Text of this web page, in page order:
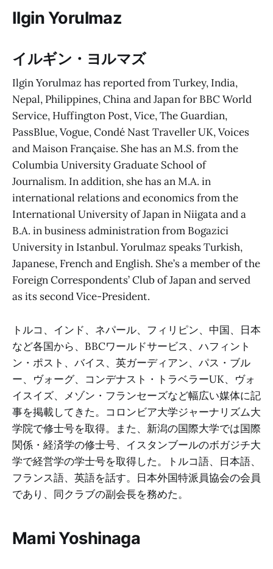
Ilgin Yorulmaz
イルギン・ヨルマズ
Ilgin Yorulmaz has reported from Turkey, India,
Nepal, Philippines, China and Japan for BBC World
Service, Huffington Post, Vice, The Guardian,
PassBlue, Vogue, Condé Nast Traveller UK, Voices
and Maison Française. She has an M.S. from the
Columbia University Graduate School of
Journalism. In addition, she has an M.A. in
international relations and economics from the
International University of Japan in Niigata and a
B.A. in business administration from Bogazici
University in Istanbul. Yorulmaz speaks Turkish,
Japanese, French and English. She’s a member of the
Foreign Correspondents’ Club of Japan and served
as its second Vice-President.
トルコ、インド、ネパール、フィリピン、中国、日本
など各国から、BBCワールドサービス、ハフィント
ン・ポスト、バイス、英ガーディアン、パス・ブル
ー、ヴォーグ、コンデナスト・トラベラーUK、ヴォ
イスイズ、メゾン・フランセーズなど幅広い媒体に記
事を掲載してきた。コロンビア大学ジャーナリズム大
学院で修士号を取得。また、新潟の国際大学では国際
関係・経済学の修士号、イスタンブールのボガジチ大
学で経営学の学士号を取得した。トルコ語、日本語、
フランス語、英語を話す。日本外国特派員協会の会員
であり、同クラブの副会長を務めた。
Mami Yoshinaga